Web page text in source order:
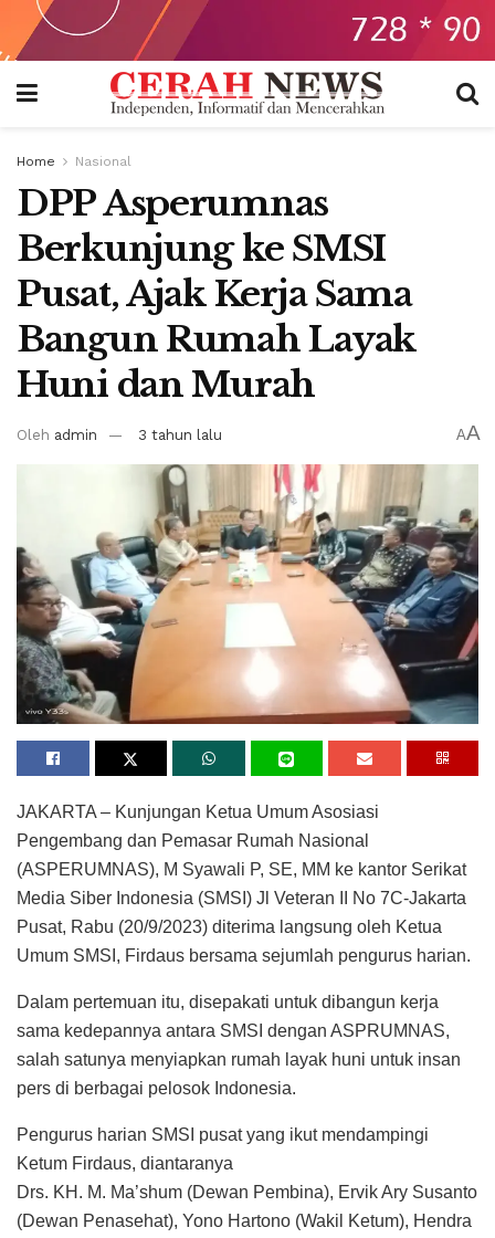
Home Nasional
DPP Asperumnas
Berkunjung ke SMSI
Pusat, Ajak Kerja Sama
Bangun Rumah Layak
Huni dan Murah
Oleh admin 3 tahun lalu AA
JAKARTA – Kunjungan Ketua Umum Asosiasi
Pengembang dan Pemasar Rumah Nasional
(ASPERUMNAS), M Syawali P, SE, MM ke kantor Serikat
Media Siber Indonesia (SMSI) Jl Veteran II No 7C-Jakarta
Pusat, Rabu (20/9/2023) diterima langsung oleh Ketua
Umum SMSI, Firdaus bersama sejumlah pengurus harian.
Dalam pertemuan itu, disepakati untuk dibangun kerja
sama kedepannya antara SMSI dengan ASPRUMNAS,
salah satunya menyiapkan rumah layak huni untuk insan
pers di berbagai pelosok Indonesia.
Pengurus harian SMSI pusat yang ikut mendampingi
Ketum Firdaus, diantaranya
Drs. KH. M. Ma’shum (Dewan Pembina), Ervik Ary Susanto
(Dewan Penasehat), Yono Hartono (Wakil Ketum), Hendra